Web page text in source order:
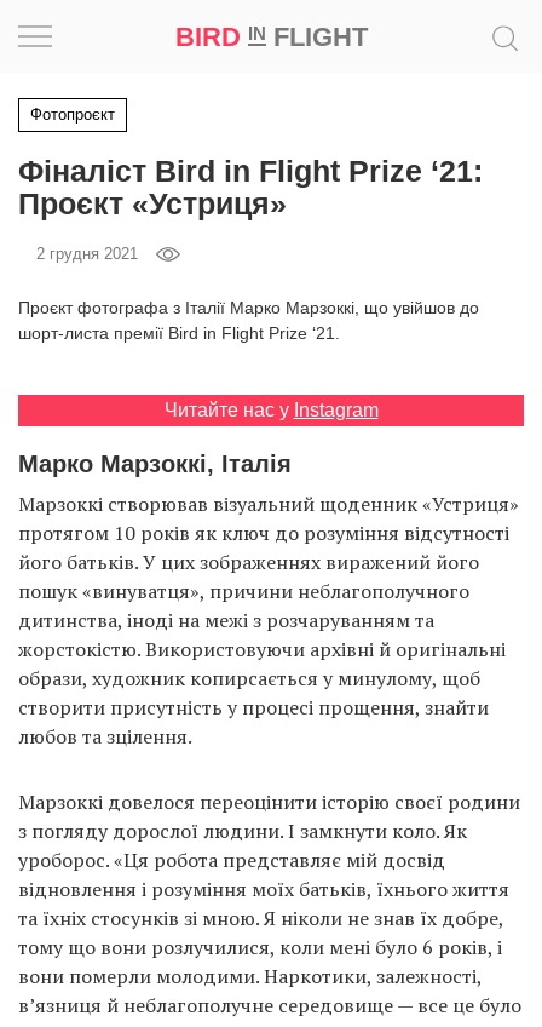
BIRD INFLIGHT
Фотопроєкт
Фіналіст Bird in Flight Prize ‘21:
Проєкт «Устриця»
2 грудня 2021
Проєкт фотографа з Італії Марко Марзоккі, що увійшов до
шорт-листа премії Bird in Flight Prize ‘21.
Читайте нас у Instagram
Марко Марзоккі, Італія
Марзоккі створював візуальний щоденник «Устриця»
протягом 10 років як ключ до розуміння відсутності
його батьків. У цих зображеннях виражений його
пошук «винуватця», причини неблагополучного
дитинства, іноді на межі з розчаруванням та
жорстокістю. Використовуючи архівні й оригінальні
образи, художник копирсається у минулому, щоб
створити присутність у процесі прощення, знайти
любов та зцілення.
Марзоккі довелося переоцінити історію своєї родини
з погляду дорослої людини. І замкнути коло. Як
уроборос. «Ця робота представляє мій досвід
відновлення і розуміння моїх батьків, їхнього життя
та їхніх стосунків зі мною. Я ніколи не знав їх добре,
тому що вони розлучилися, коли мені було 6 років, і
вони померли молодими. Наркотики, залежності,
в’язниця й неблагополучне середовище — все це було